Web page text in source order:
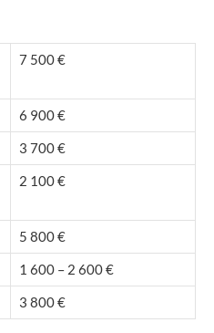
7 500 €
6 900 €
3 700 €
2 100 €
5 800 €
1 600 – 2 600 €
3 800 €